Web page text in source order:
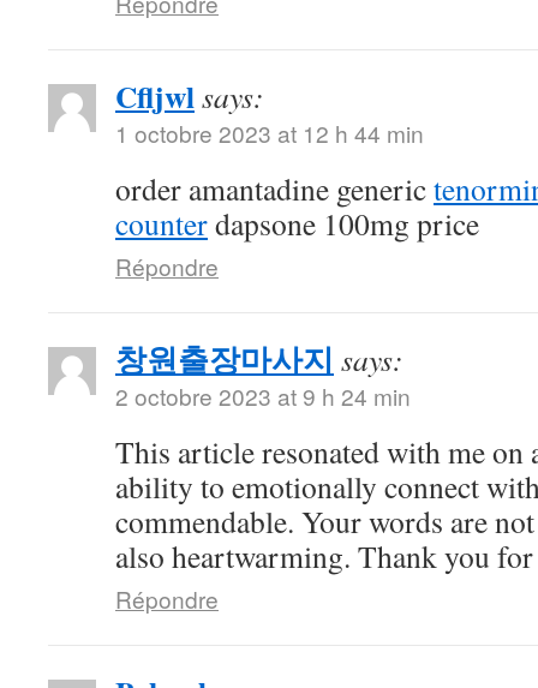
Cfljwlsays:
1 octobre 2023 at 12 h 44 min
order amantadine generic
counterdapsone 100mg price
Répondre
창원출장마사지 says:
2 octobre 2023 at 9 h 24 min
This article resonated with me on
ability to emotionally connect
commendable. Your words are
also heartwarming. Thank you
Répondre